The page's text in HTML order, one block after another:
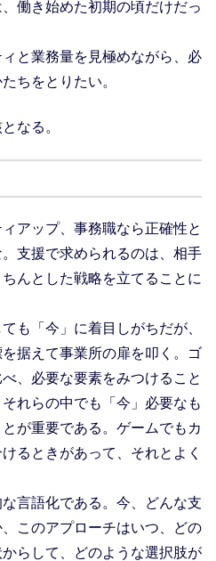
働き始めた初期の頃だけだっ
と業務量を見極めながら、必
ちをとりたい。
なる。
アップ、事務職なら正確性と
支援で求められるのは、相手
んとした戦略を立てることに
も「今」に着目しがちだが、
据えて事業所の扉を叩く。ゴ
、必要な要素をみつけること
れらの中でも「今」必要なも
が重要である。ゲームでもカ
るときがあって、それとよく
言語化である。今、どんな支
このアプローチはいつ、どの
らして、どのような選択肢が